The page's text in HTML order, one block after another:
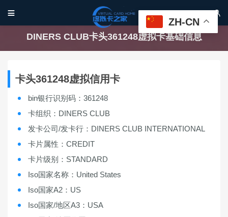
 
DINERS CLUB卡头361248虚拟卡基础信息
卡头361248虚拟信用卡
bin银行识别码：361248
卡组织：DINERS CLUB
发卡公司/发卡行：DINERS CLUB INTERNATIONAL
卡片属性：CREDIT
卡片级别：STANDARD
Iso国家名称：United States
Iso国家A2：US
Iso国家/地区A3：USA
ZH-CN